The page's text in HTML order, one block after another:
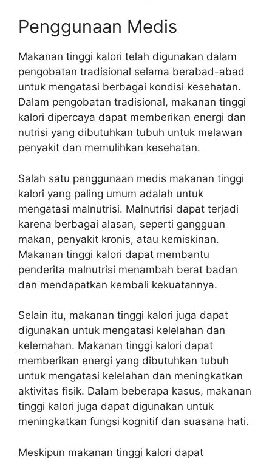
Penggunaan Medis
Makanan tinggi kalori telah digunakan dalam
pengobatan tradisional selama berabad-abad
untuk mengatasi berbagai kondisi kesehatan.
Dalam pengobatan tradisional, makanan tinggi
kalori dipercaya dapat memberikan energi dan
nutrisi yang dibutuhkan tubuh untuk melawan
penyakit dan memulihkan kesehatan.
Salah satu penggunaan medis makanan tinggi
kalori yang paling umum adalah untuk
mengatasi malnutrisi. Malnutrisi dapat terjadi
karena berbagai alasan, seperti gangguan
makan, penyakit kronis, atau kemiskinan.
Makanan tinggi kalori dapat membantu
penderita malnutrisi menambah berat badan
dan mendapatkan kembali kekuatannya.
Selain itu, makanan tinggi kalori juga dapat
digunakan untuk mengatasi kelelahan dan
kelemahan. Makanan tinggi kalori dapat
memberikan energi yang dibutuhkan tubuh
untuk mengatasi kelelahan dan meningkatkan
aktivitas fisik. Dalam beberapa kasus, makanan
tinggi kalori juga dapat digunakan untuk
meningkatkan fungsi kognitif dan suasana hati.
Meskipun makanan tinggi kalori dapat